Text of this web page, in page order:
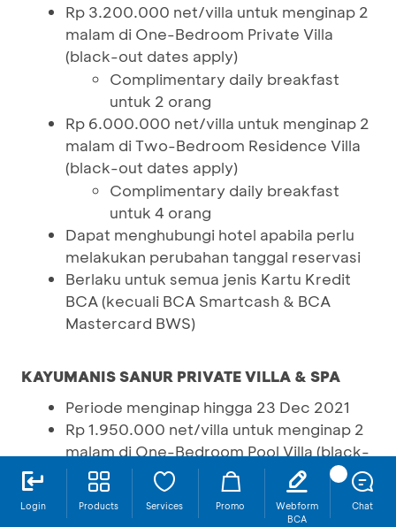
Login Products Services Promo
Webform
BCA
Chat
Rp 3.200.000 net/villa untuk menginap 2
malam di One-Bedroom Private Villa
(black-out dates apply)
Complimentary daily breakfast
untuk 2 orang
Rp 6.000.000 net/villa untuk menginap 2
malam di Two-Bedroom Residence Villa
(black-out dates apply)
Complimentary daily breakfast
untuk 4 orang
Dapat menghubungi hotel apabila perlu
melakukan perubahan tanggal reservasi
Berlaku untuk semua jenis Kartu Kredit
BCA (kecuali BCA Smartcash & BCA
Mastercard BWS)
KAYUMANIS SANUR PRIVATE VILLA & SPA
Periode menginap hingga 23 Dec 2021
Rp 1.950.000 net/villa untuk menginap 2
malam di One-Bedroom Pool Villa (black-
out dates apply)
Complimentary daily breakfast
untuk 2 orang